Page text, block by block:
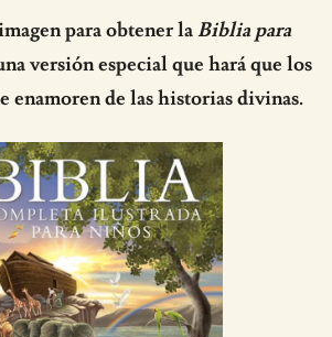
para obtener laBiblia para
versión especial que hará que los
enamoren de las historias divinas.